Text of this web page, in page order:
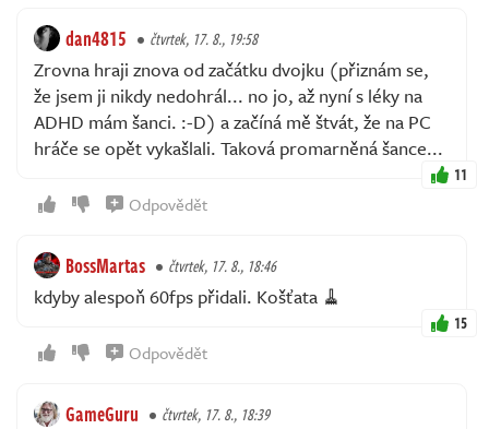
dan4815 čtvrtek, 17. 8., 19:58
Zrovna hraji znova od začátku dvojku (přiznám se,
že jsem ji nikdy nedohrál... no jo, až nyní s léky na
ADHD mám šanci. :-D) a začíná mě štvát, že na PC
hráče se opět vykašlali. Taková promarněná šance...
11
Odpovědět
BossMartas čtvrtek, 17. 8., 18:46
kdyby alespoň 60fps přidali. Košťata 🧹
15
Odpovědět
GameGuru čtvrtek, 17. 8., 18:39